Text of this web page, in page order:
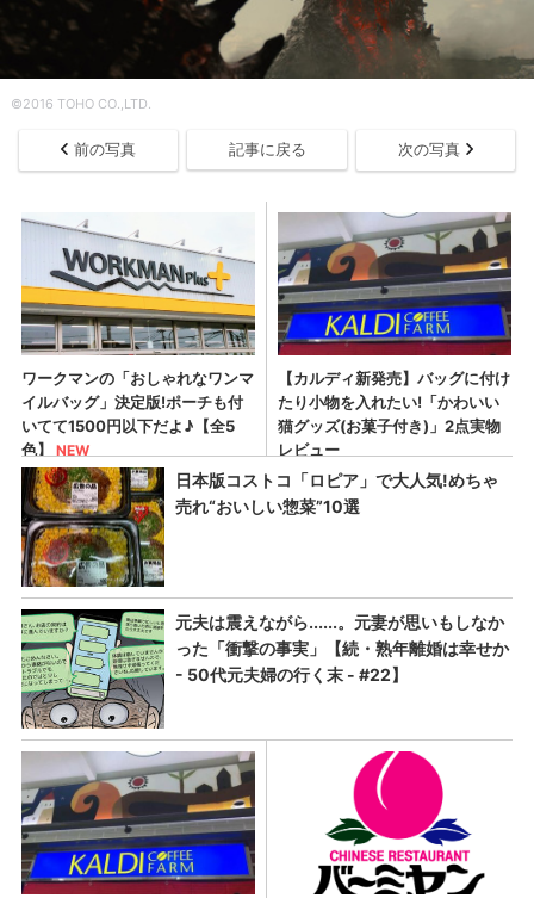
©2016 TOHO CO.,LTD.
前の写真 記事に戻る 次の写真